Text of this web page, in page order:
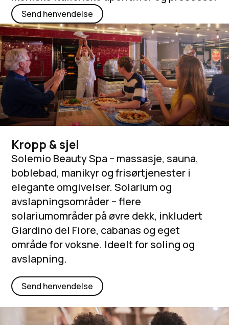
Send henvendelse
Kropp & sjel
Solemio Beauty Spa – massasje, sauna,
boblebad, manikyr og frisørtjenester i
elegante omgivelser. Solarium og
avslapningsområder – flere
solariumområder på øvre dekk, inkludert
Giardino del Fiore, cabanas og eget
område for voksne. Ideelt for soling og
avslapning.
Send henvendelse